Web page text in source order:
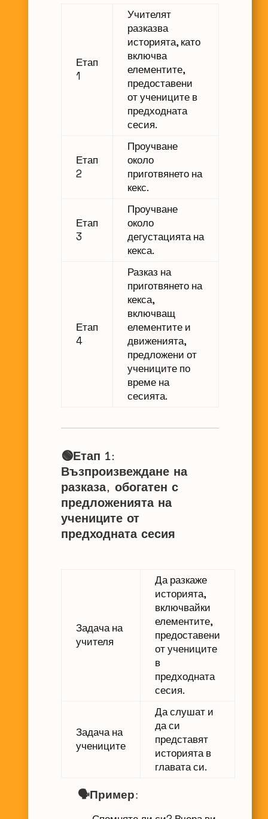
Етап
1
Учителят
разказва
историята, като
включва
елементите,
предоставени
от учениците в
предходната
сесия.
Етап
2
Проучване
около
приготвянето на
кекс.
Етап
3
Проучване
около
дегустацията на
кекса.
Етап
4
Разказ на
приготвянето на
кекса,
включващ
елементите и
движенията,
предложени от
учениците по
време на
сесията.
🟢Етап 1:
Възпроизвеждане на
разказа, обогатен с
предложенията на
учениците от
предходната сесия
Задача на
учителя
Да разкаже
историята,
включвайки
елементите,
предоставени
от учениците
в
предходната
сесия.
Задача на
учениците
Да слушат и
да си
представят
историята в
главата си.
🗣️Пример: